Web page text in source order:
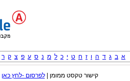
א ב ג ד ה ו ז ח ט י כ ל מ נ ס ע פ צ ק ר
קישור טקסט ממומן |לפרסום -לחץ כאן